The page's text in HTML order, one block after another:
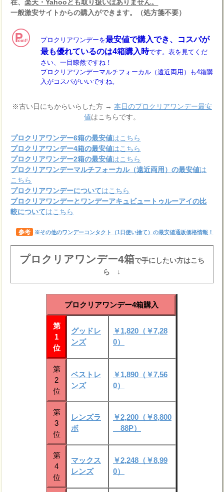
在、楽天・Yahooとも取り扱いはありません。
一般激安サイトからの購入ができます。（処方箋不要）
プロクリアワンデーを最安値で購入でき、コスパが
最も優れているのは4箱購入時です。表を見てくだ
さい、一目瞭然ですね！
プロクリアワンデーマルチフォーカル（遠近両用）も4箱購
入がコスパがいいですね。
※古い日にちからいらした方 → 本日のプロクリアワンデー最安
値はこちらです。
プロクリアワンデー6箱の最安値はこちら
プロクリアワンデー4箱の最安値はこちら
プロクリアワンデー2箱の最安値はこちら
プロクリアワンデーマルチフォーカル（遠近両用）の最安値は
こちら
プロクリアワンデーについてはこちら
プロクリアワンデーとワンデーアキュビュートゥルーアイの比
較についてはこちら
参考 ※その他のワンデーコンタクト（1日使い捨て）の最安値通販価格情報！
プロクリアワンデー4箱で手にしたい方はこち
ら ↓
プロクリアワンデー4箱購入
第
1
位
グッドレ
ンズ
￥1,820（￥7,28
0）
第
2
位
ベストレ
ンズ
￥1,890（￥7,56
0）
第
3
位
レンズラ
ボ
￥2,200（￥8,800
88P）
第
4
位
マックス
レンズ
￥2,248（￥8,99
0）